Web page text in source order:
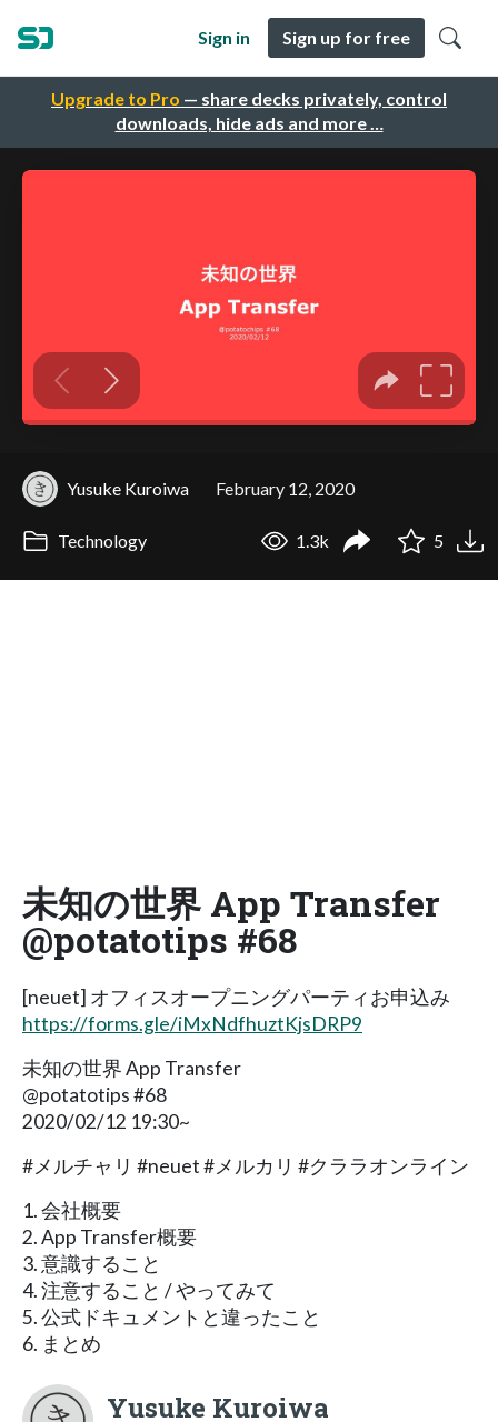
Upgrade to Pro — share decks privately, control
downloads, hide ads and more …
Sign in Sign up for free
Yusuke Kuroiwa February 12, 2020
Technology 1.3k 5
未知の世界 App Transfer
@potatotips #68
[neuet] オフィスオープニングパーティお申込み
https://forms.gle/iMxNdfhuztKjsDRP9
未知の世界 App Transfer
@potatotips #68
2020/02/12 19:30~
#メルチャリ #neuet #メルカリ #クララオンライン
1. 会社概要
2. App Transfer概要
3. 意識すること
4. 注意すること / やってみて
5. 公式ドキュメントと違ったこと
6. まとめ
Yusuke Kuroiwa